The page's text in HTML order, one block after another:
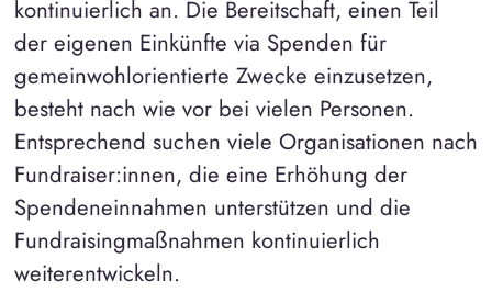
kontinuierlich an. Die Bereitschaft, einen Teil
der eigenen Einkünfte via Spenden für
gemeinwohlorientierte Zwecke einzusetzen,
besteht nach wie vor bei vielen Personen.
Entsprechend suchen viele Organisationen nach
Fundraiser:innen, die eine Erhöhung der
Spendeneinnahmen unterstützen und die
Fundraisingmaßnahmen kontinuierlich
weiterentwickeln.